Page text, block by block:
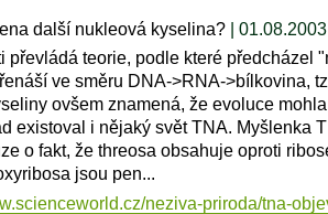
další nukleová kyselina?| 01.08.2003
převládá teorie, podle které předcházel
ve směru DNA->RNA->bílkovina,
ovšem znamená, že evoluce
existoval i nějaký svět TNA. Myšlenka
o fakt, že threosa obsahuje oproti
jsou pen...
neziva-priroda/tna-